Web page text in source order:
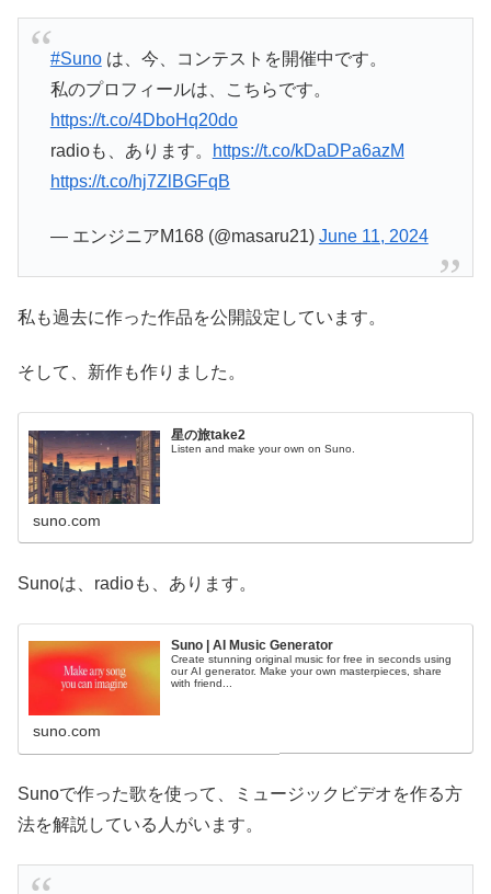
#Sunoは、今、コンテストを開催中です。
私のプロフィールは、こちらです。
https://t.co/4DboHq20do
radioも、あります。
https://t.co/kDaDPa6azM
https://t.co/hj7ZlBGFqB
— エンジニアM168 (@masaru21) June 11, 2024
私も過去に作った作品を公開設定しています。
そして、新作も作りました。
星の旅take2
Listen and make your own on Suno.
suno.com
Sunoは、radioも、あります。
Suno | AI Music Generator
Create stunning original music for free in seconds using
our AI generator. Make your own masterpieces, share
with friend...
suno.com
Sunoで作った歌を使って、ミュージックビデオを作る方
法を解説している人がいます。